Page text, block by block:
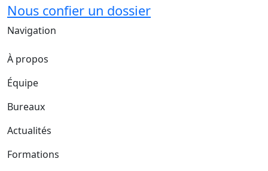
Nous confier un dossier
Navigation
À propos
Équipe
Bureaux
Actualités
Formations